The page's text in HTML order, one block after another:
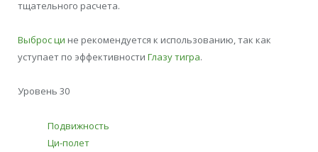
тщательного расчета.
Выброс ци не рекомендуется к использованию, так как
уступает по эффективности Глазу тигра.
Уровень 30
Подвижность
Ци-полет